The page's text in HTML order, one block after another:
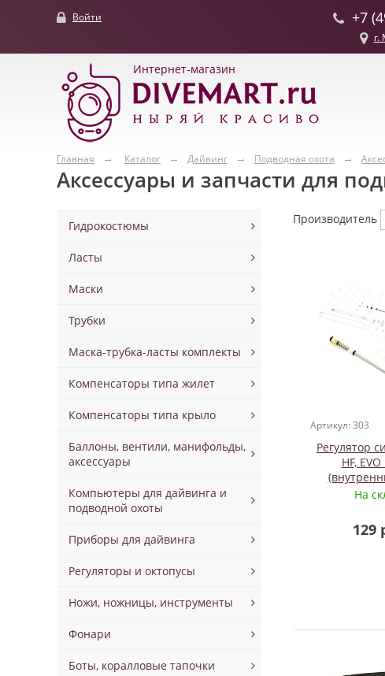
Войти +7
Интернет-магазин
Главная Каталог Дайвинг Подводная охота
Аксессуары и запчасти для
Гидрокостюмы
Ласты
Маски
Трубки
Маска-трубка-ласты комплекты
Компенсаторы типа жилет
Компенсаторы типа крыло
Баллоны, вентили, манифольды,
аксессуары
Компьютеры для дайвинга и
подводной охоты
Приборы для дайвинга
Регуляторы и октопусы
Ножи, ножницы, инструменты
Фонари
Боты, коралловые тапочки
Производитель
Артикул: 303
Регулятор
HF,
На
129